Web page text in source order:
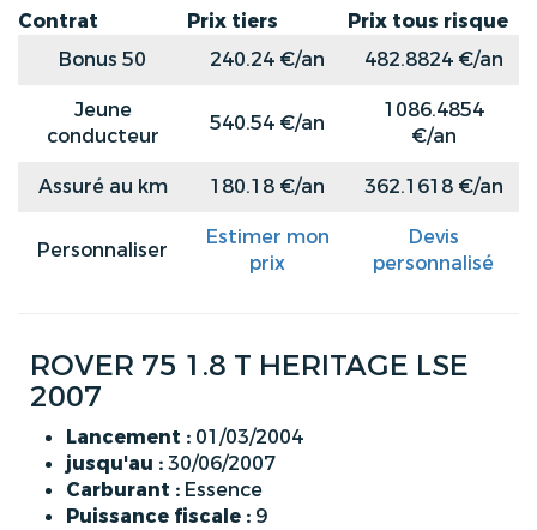
Contrat Prix tiers
Prix tous risque
Bonus 50
240.24 €/an
482.8824 €/an
Jeune
conducteur
540.54 €/an
1086.4854
€/an
Assuré au km
180.18 €/an 362.1618 €/an
Personnaliser
Estimer mon
prix
Devis
personnalisé
ROVER 75 1.8 T HERITAGE LSE
2007
Lancement : 01/03/2004
jusqu'au :30/06/2007
Carburant : Essence
Puissance fiscale : 9